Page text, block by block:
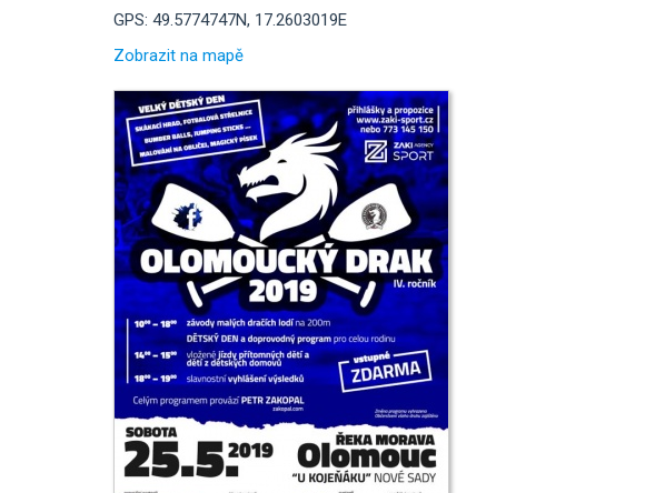
GPS: 49.5774747N, 17.2603019E
Zobrazit na mapě